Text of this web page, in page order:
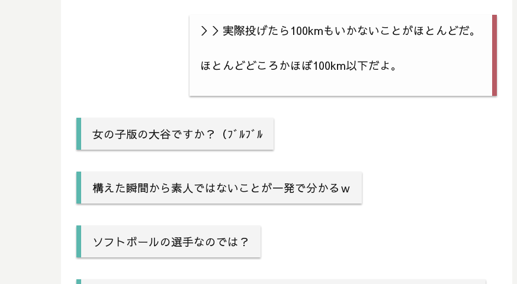
＞＞実際投げたら100kmもいかないことがほとんどだ。
ほとんどどころかほぼ100km以下だよ。
女の子版の大谷ですか？（ﾌﾞﾙﾌﾞﾙ
構えた瞬間から素人ではないことが一発で分かるｗ
ソフトボールの選手なのでは？